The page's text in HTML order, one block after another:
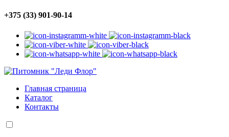
+375 (33) 901-90-14
Главная страница
Каталог
Контакты